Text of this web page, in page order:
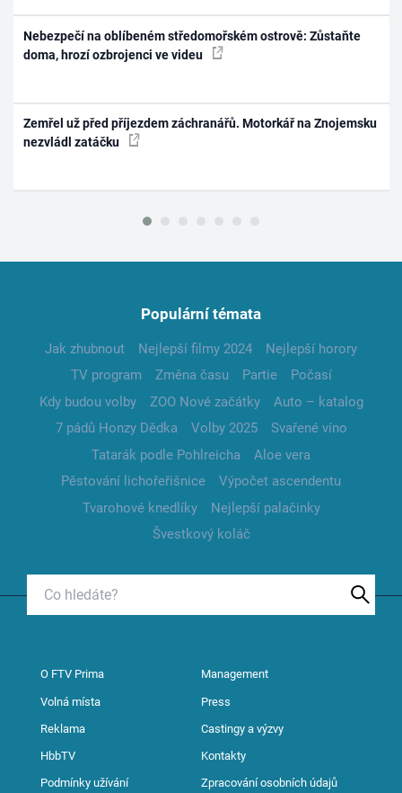
Nebezpečí na oblíbeném středomořském ostrově: Zůstaňte
doma, hrozí ozbrojenci ve videu
Zemřel už před příjezdem záchranářů. Motorkář na Znojemsku
nezvládl zatáčku
Populární témata
Jak zhubnout Nejlepší filmy 2024
Nejlepší horory
TV program
Změna času Partie
Počasí
Kdy budou volby
ZOO Nové začátky
Auto – katalog
7 pádů Honzy Dědka
Volby 2025
Svařené víno
Tatarák podle Pohlreicha
Aloe vera
Pěstování lichořeřišnice
Výpočet ascendentu
Tvarohové knedlíky
Nejlepší palačinky
Švestkový koláč
O FTV Prima Management
Volná místa Press
Reklama Castingy a výzvy
HbbTV Kontakty
Podmínky užívání Zpracování osobních údajů